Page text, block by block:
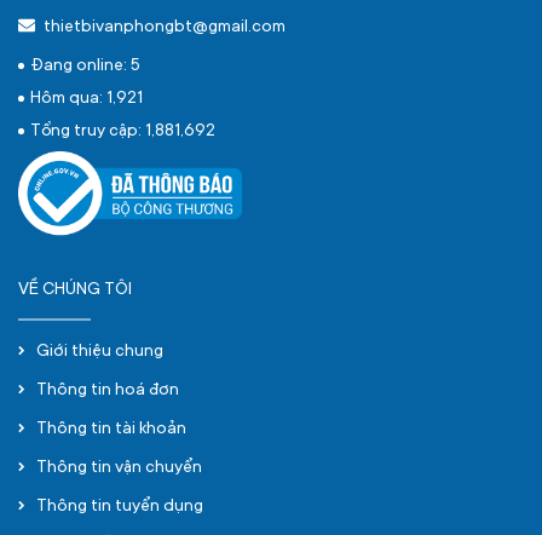
thietbivanphongbt@gmail.com
Đang online: 5
Hôm qua: 1,921
Tổng truy cập: 1,881,692
VỀ CHÚNG TÔI
Giới thiệu chung
Thông tin hoá đơn
Thông tin tài khoản
Thông tin vận chuyển
Thông tin tuyển dụng